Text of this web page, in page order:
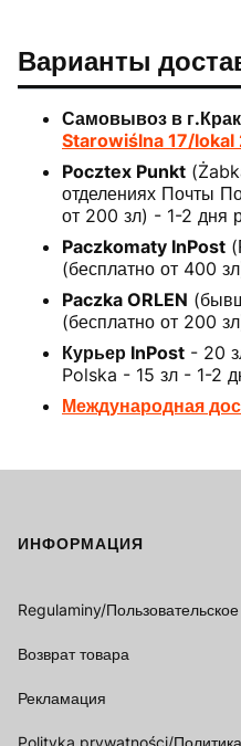
Варианты
Самовывоз в
Starowiślna 17/lokal
Pocztex Punkt
отделениях Почты
от 200 зл) - 1-2 дня
Paczkomaty InPost
(бесплатно от 400
Paczka ORLEN
(бесплатно от 200
Курьер InPost - 20
Polska - 15 зл - 1-2
Международная
Footer menu
ИНФОРМАЦИЯ
Regulaminy/
Возврат товара
Рекламация
Polityka prywatności/